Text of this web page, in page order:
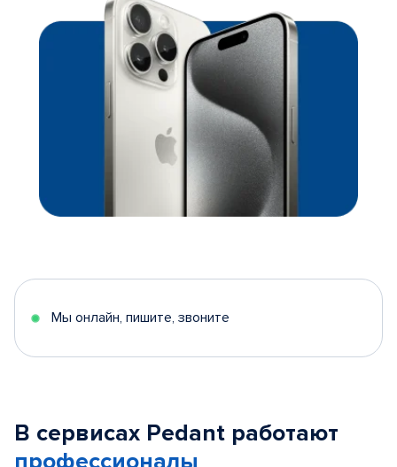
Мы онлайн, пишите, звоните
В сервисах Pedant работают